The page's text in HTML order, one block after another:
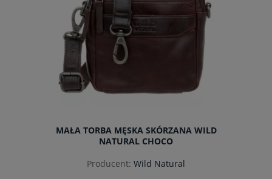
MAŁA TORBA MĘSKA SKÓRZANA WILD
NATURAL CHOCO
Producent: Wild Natural